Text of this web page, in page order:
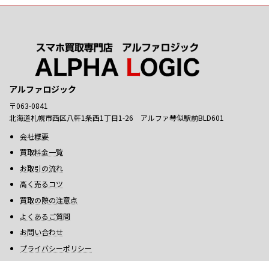
アルファロジック
〒063-0841
北海道札幌市西区八軒1条西1丁目1-26 アルファ琴似駅前BLD601
会社概要
買取料金一覧
お取引の流れ
高く売るコツ
買取の際の注意点
よくあるご質問
お問い合わせ
プライバシーポリシー